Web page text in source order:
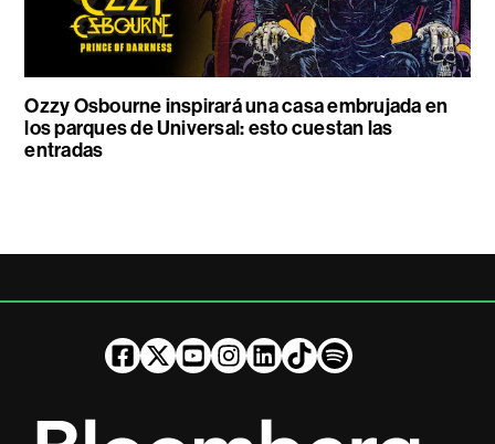
Ozzy Osbourne inspirará una casa embrujada en
los parques de Universal: esto cuestan las
entradas